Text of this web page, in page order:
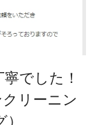
でした！
リーニン